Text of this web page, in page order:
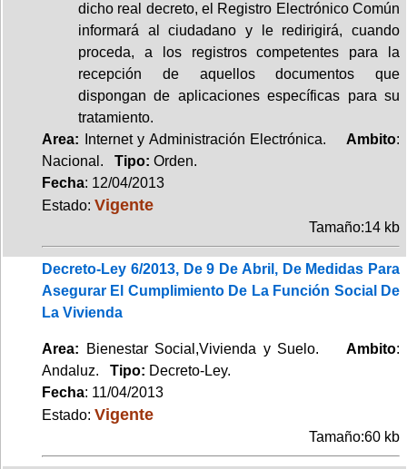
dicho real decreto, el Registro Electrónico Común
informará al ciudadano y le redirigirá, cuando
proceda, a los registros competentes para la
recepción de aquellos documentos que
dispongan de aplicaciones específicas para su
tratamiento.
Area: Internet y Administración Electrónica. Ambito:
Nacional. Tipo: Orden.
Fecha: 12/04/2013
Estado: Vigente
Tamaño:14 kb
Decreto-Ley 6/2013, De 9 De Abril, De Medidas Para
Asegurar El Cumplimiento De La Función Social De
La Vivienda
Area: Bienestar Social,Vivienda y Suelo. Ambito:
Andaluz. Tipo: Decreto-Ley.
Fecha: 11/04/2013
Estado: Vigente
Tamaño:60 kb